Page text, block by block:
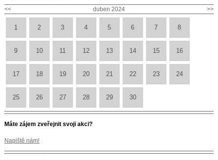
<<
>>
duben 2024
1 2 3 4 5 6 7 8
9 10 11 12 13 14 15 16
17 18 19 20 21 22 23 24
25 26 27 28 29 30
Máte zájem zveřejnit svoji akci?
Napiště nám!